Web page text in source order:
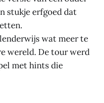
stukje erfgoed dat
wat meer te
wereld. De tour werd
met hints die